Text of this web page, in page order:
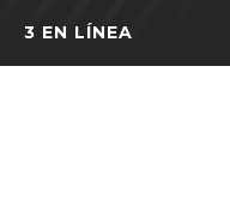
3 EN LÍNEA